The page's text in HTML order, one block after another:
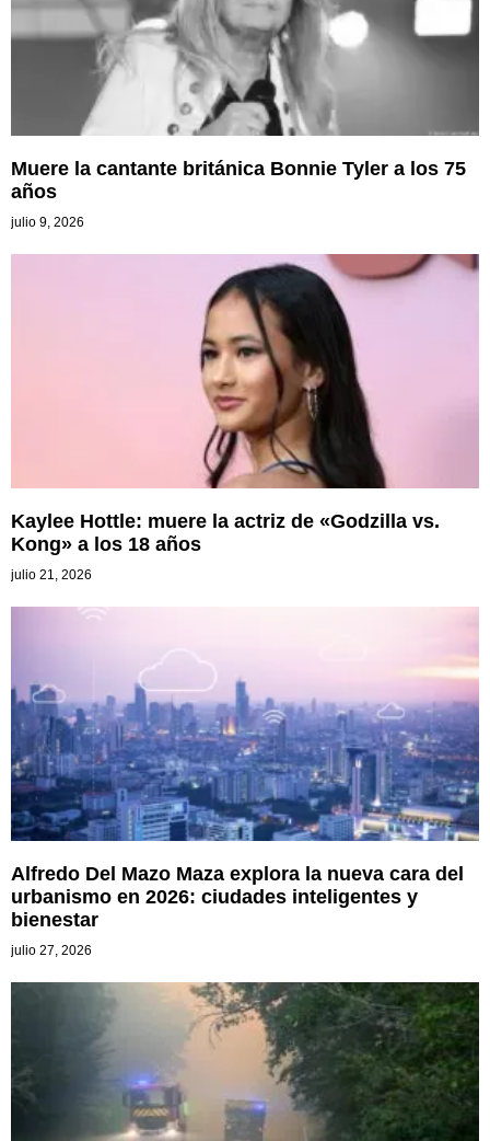
Muere la cantante británica Bonnie Tyler a los 75
años
julio 9, 2026
Kaylee Hottle: muere la actriz de «Godzilla vs.
Kong» a los 18 años
julio 21, 2026
Alfredo Del Mazo Maza explora la nueva cara del
urbanismo en 2026: ciudades inteligentes y
bienestar
julio 27, 2026